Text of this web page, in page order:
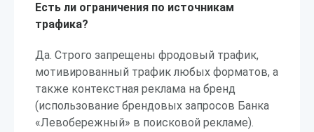
Есть ли ограничения по источникам
трафика?
Да. Строго запрещены фродовый трафик,
мотивированный трафик любых форматов, а
также контекстная реклама на бренд
(использование брендовых запросов Банка
«Левобережный» в поисковой рекламе).